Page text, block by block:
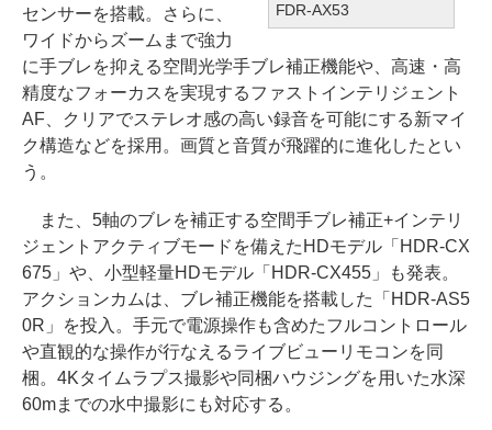
FDR-AX53
センサーを搭載。さらに、
ワイドからズームまで強力
に手ブレを抑える空間光学手ブレ補正機能や、高速・高
精度なフォーカスを実現するファストインテリジェント
AF、クリアでステレオ感の高い録音を可能にする新マイ
ク構造などを採用。画質と音質が飛躍的に進化したとい
う。
また、5軸のブレを補正する空間手ブレ補正+インテリ
ジェントアクティブモードを備えたHDモデル「HDR-CX
675」や、小型軽量HDモデル「HDR-CX455」も発表。
アクションカムは、ブレ補正機能を搭載した「HDR-AS5
0R」を投入。手元で電源操作も含めたフルコントロール
や直観的な操作が行なえるライブビューリモコンを同
梱。4Kタイムラプス撮影や同梱ハウジングを用いた水深
60mまでの水中撮影にも対応する。